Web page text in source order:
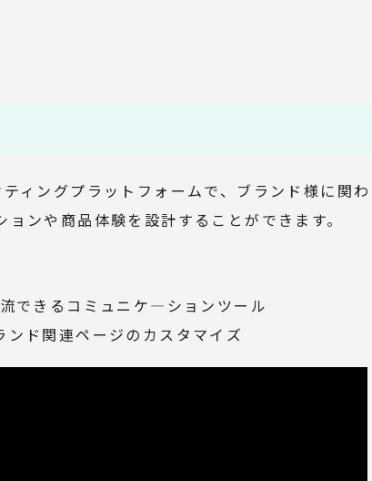
ィングプラットフォームで、ブランド様に関
ンや商品体験を設計することができます。
できるコミュニケ― ションツール
ド関連ページのカスタマイズ